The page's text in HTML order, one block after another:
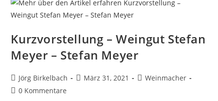
Kurzvorstellung – Weingut Stefan
Meyer – Stefan Meyer
Jörg Birkelbach März 31, 2021
Weinmacher
0 Kommentare